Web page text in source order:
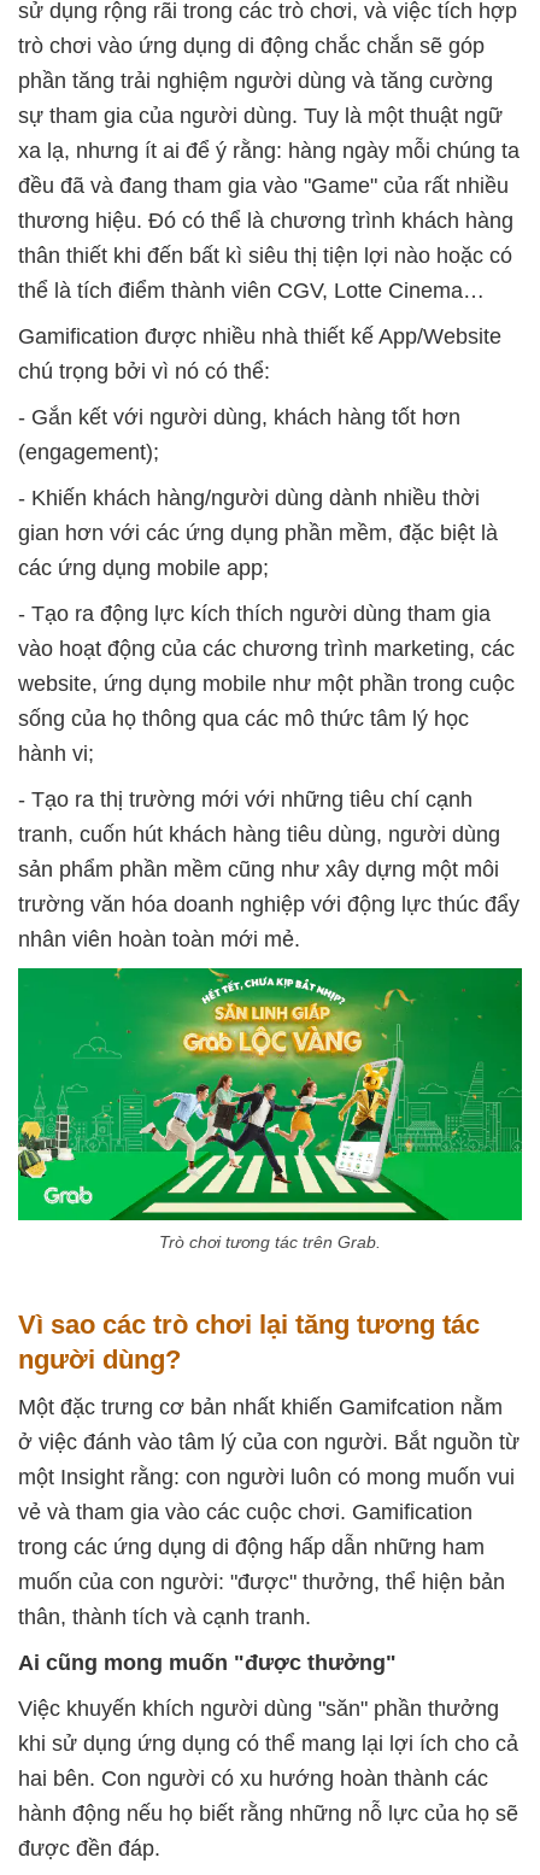
sử dụng rộng rãi trong các trò chơi, và việc tích hợp
trò chơi vào ứng dụng di động chắc chắn sẽ góp
phần tăng trải nghiệm người dùng và tăng cường
sự tham gia của người dùng. Tuy là một thuật ngữ
xa lạ, nhưng ít ai để ý rằng: hàng ngày mỗi chúng ta
đều đã và đang tham gia vào "Game" của rất nhiều
thương hiệu. Đó có thể là chương trình khách hàng
thân thiết khi đến bất kì siêu thị tiện lợi nào hoặc có
thể là tích điểm thành viên CGV, Lotte Cinema…
Gamification được nhiều nhà thiết kế App/Website
chú trọng bởi vì nó có thể:
- Gắn kết với người dùng, khách hàng tốt hơn
(engagement);
- Khiến khách hàng/người dùng dành nhiều thời
gian hơn với các ứng dụng phần mềm, đặc biệt là
các ứng dụng mobile app;
- Tạo ra động lực kích thích người dùng tham gia
vào hoạt động của các chương trình marketing, các
website, ứng dụng mobile như một phần trong cuộc
sống của họ thông qua các mô thức tâm lý học
hành vi;
- Tạo ra thị trường mới với những tiêu chí cạnh
tranh, cuốn hút khách hàng tiêu dùng, người dùng
sản phẩm phần mềm cũng như xây dựng một môi
trường văn hóa doanh nghiệp với động lực thúc đẩy
nhân viên hoàn toàn mới mẻ.
Trò chơi tương tác trên Grab.
Vì sao các trò chơi lại tăng tương tác
người dùng?
Một đặc trưng cơ bản nhất khiến Gamifcation nằm
ở việc đánh vào tâm lý của con người. Bắt nguồn từ
một Insight rằng: con người luôn có mong muốn vui
vẻ và tham gia vào các cuộc chơi. Gamification
trong các ứng dụng di động hấp dẫn những ham
muốn của con người: "được" thưởng, thể hiện bản
thân, thành tích và cạnh tranh.
Ai cũng mong muốn "được thưởng"
Việc khuyến khích người dùng "săn" phần thưởng
khi sử dụng ứng dụng có thể mang lại lợi ích cho cả
hai bên. Con người có xu hướng hoàn thành các
hành động nếu họ biết rằng những nỗ lực của họ sẽ
được đền đáp.